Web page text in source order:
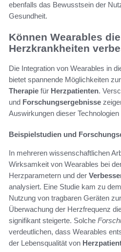
ebenfalls das Bewusstsein der
Gesundheit.
Können Wearables
Herzkrankheiten
Die Integration von Wearables in
bietet spannende Möglichkeiten zur
Therapie für Herzpatienten.
und Forschungsergebnisse
Auswirkungen dieser
Beispielstudien und
In mehreren wissenschaftlichen
Wirksamkeit von Wearables bei
Herzparametern und der
analysiert. Eine Studie kam zu
Nutzung von tragbaren Geräten
Überwachung der Herzfrequenz
signifikant steigerte. Solche
verdeutlichen, dass Wearables
der Lebensqualität von